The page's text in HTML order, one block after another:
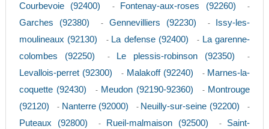
Courbevoie (92400) - Fontenay-aux-roses (92260) -
Garches (92380) - Gennevilliers (92230) -
Issy-les-
moulineaux (92130)
- La defense (92400) - La garenne-
colombes (92250)
- Le plessis-robinson (92350) -
Levallois-perret (92300) - Malakoff (92240) - Marnes-la-
coquette (92430)
- Meudon (92190-92360) - Montrouge
(92120)
- Nanterre (92000) - Neuilly-sur-seine (92200) -
Puteaux (92800) - Rueil-malmaison (92500) - Saint-